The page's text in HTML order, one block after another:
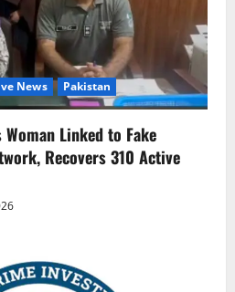
News Pakistan
Linked to Fake
Recovers 310 Active